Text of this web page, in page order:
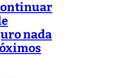
nada